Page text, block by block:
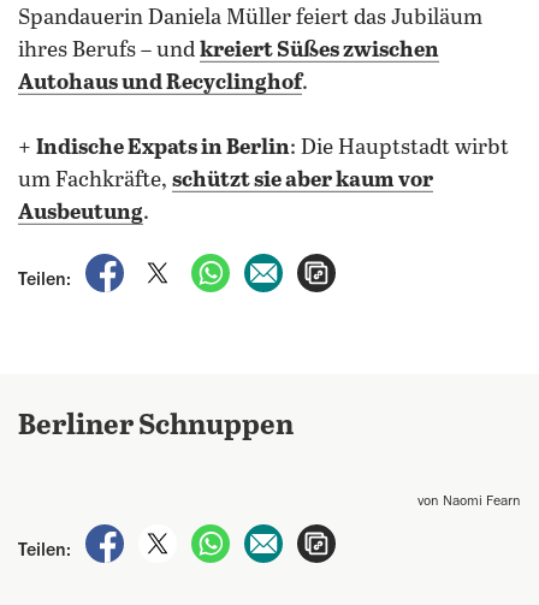
Spandauerin Daniela Müller feiert das Jubiläum
ihres Berufs – und kreiert Süßes zwischen
Autohaus und Recyclinghof.
+ Indische Expats in Berlin: Die Hauptstadt wirbt
um Fachkräfte, schützt sie aber kaum vor
Ausbeutung.
Teilen:
auf Facebook teilen
auf X teilenper WhatsApp teilen
per E-Mail teilen
Berliner Schnuppen
von Naomi Fearn
Teilen:
auf Facebook teilen
auf X teilenper WhatsApp teilen
per E-Mail teilen